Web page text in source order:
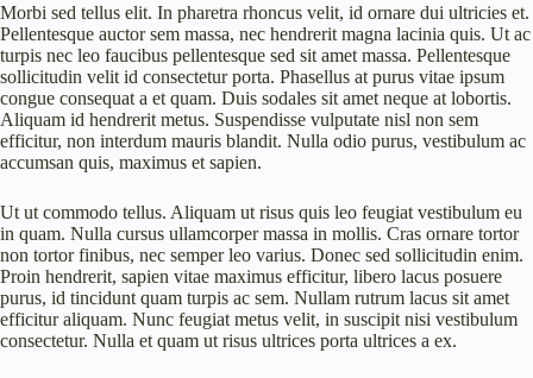
Morbi sed tellus elit. In pharetra rhoncus velit, id ornare dui ultricies et.
Pellentesque auctor sem massa, nec hendrerit magna lacinia quis. Ut ac
turpis nec leo faucibus pellentesque sed sit amet massa. Pellentesque
sollicitudin velit id consectetur porta. Phasellus at purus vitae ipsum
congue consequat a et quam. Duis sodales sit amet neque at lobortis.
Aliquam id hendrerit metus. Suspendisse vulputate nisl non sem
efficitur, non interdum mauris blandit. Nulla odio purus, vestibulum ac
accumsan quis, maximus et sapien.
Ut ut commodo tellus. Aliquam ut risus quis leo feugiat vestibulum eu
in quam. Nulla cursus ullamcorper massa in mollis. Cras ornare tortor
non tortor finibus, nec semper leo varius. Donec sed sollicitudin enim.
Proin hendrerit, sapien vitae maximus efficitur, libero lacus posuere
purus, id tincidunt quam turpis ac sem. Nullam rutrum lacus sit amet
efficitur aliquam. Nunc feugiat metus velit, in suscipit nisi vestibulum
consectetur. Nulla et quam ut risus ultrices porta ultrices a ex.